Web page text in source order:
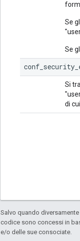
Se
Se
Si
di
Salvo quando
codice sono concessi in
e/o delle sue consociate.